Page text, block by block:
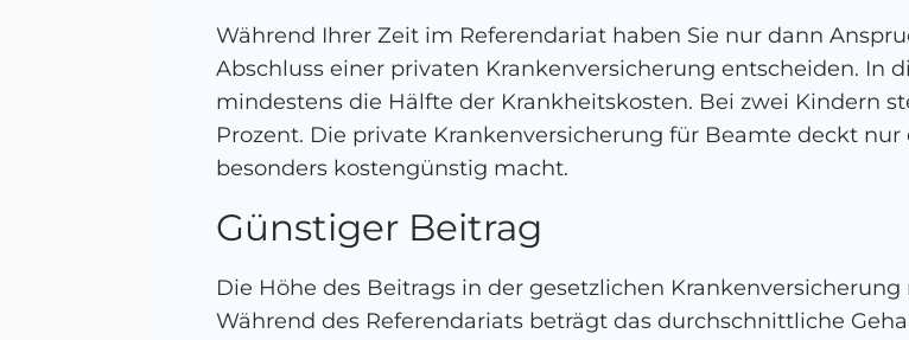
Während Ihrer Zeit im Referendariat haben Sie nur dann
Abschluss einer privaten Krankenversicherung entscheiden. In
mindestens die Hälfte der Krankheitskosten. Bei zwei Kindern
Prozent. Die private Krankenversicherung für Beamte deckt
besonders kostengünstig macht.
Günstiger Beitrag
Die Höhe des Beitrags in der gesetzlichen
Während des Referendariats beträgt das durchschnittliche